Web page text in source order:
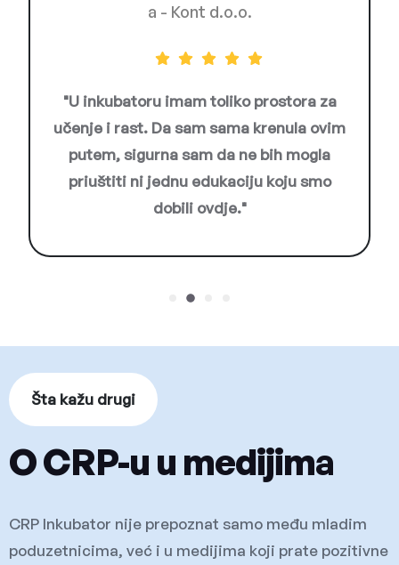
imam toliko prostora za
Da sam sama krenula ovim
sigurna sam da ne bih mogla
ni jednu edukaciju koju smo
mentorska
stvorim
Šta kažu drugi
O CRP-u u medijima
CRP Inkubator nije prepoznat samo među mladim
poduzetnicima, već i u medijima koji prate pozitivne